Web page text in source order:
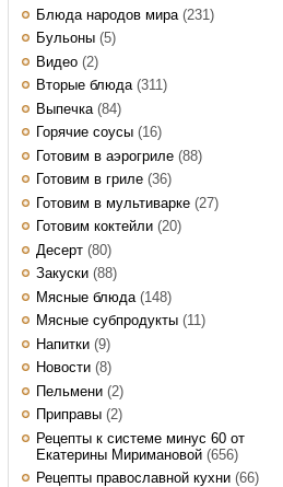
Блюда народов мира (231)
Бульоны (5)
Видео (2)
Вторые блюда(311)
Выпечка (84)
Горячие соусы (16)
Готовим в аэрогриле (88)
Готовим в гриле (36)
Готовим в мультиварке (27)
Готовим коктейли (20)
Десерт (80)
Закуски (88)
Мясные блюда (148)
Мясные субпродукты (11)
Напитки (9)
Новости (8)
Пельмени (2)
Приправы (2)
Рецепты к системе минус 60 от
Екатерины Миримановой (656)
Рецепты православной кухни (66)